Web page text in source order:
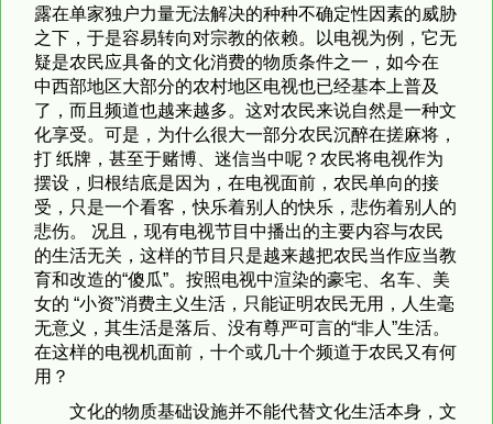
露在单家独户力量无法解决的种种不确定性因素的威胁
之下，于是容易转向对宗教的依赖。以电视为例，它无
疑是农民应具备的文化消费的物质条件之一，如今在
中西部地区大部分的农村地区电视也已经基本上普及
了，而且频道也越来越多。这对农民来说自然是一种文
化享受。可是，为什么很大一部分农民沉醉在搓麻将，
打 纸牌，甚至于赌博、迷信当中呢？农民将电视作为
摆设，归根结底是因为，在电视面前，农民单向的接
受，只是一个看客，快乐着别人的快乐，悲伤着别人的
悲伤。 况且，现有电视节目中播出的主要内容与农民
的生活无关，这样的节目只是越来越把农民当作应当教
育和改造的“傻瓜”。按照电视中渲染的豪宅、名车、美
女的 “小资”消费主义生活，只能证明农民无用，人生毫
无意义，其生活是落后、没有尊严可言的“非人”生活。
在这样的电视机面前，十个或几十个频道于农民又有何
用？
文化的物质基础设施并不能代替文化生活本身，文